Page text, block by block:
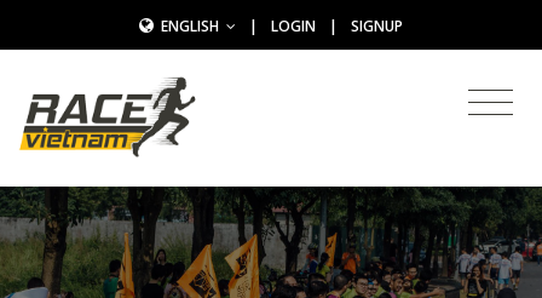
ENGLISH | LOGIN | SIGNUP